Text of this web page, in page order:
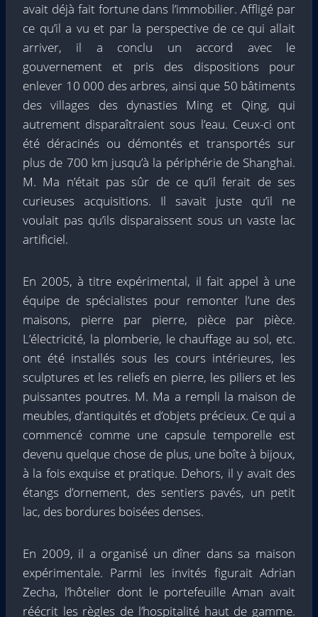
avait déjà fait fortune dans l’immobilier. Affligé par
ce qu’il a vu et par la perspective de ce qui allait
arriver, il a conclu un accord avec le
gouvernement et pris des dispositions pour
enlever 10 000 des arbres, ainsi que 50 bâtiments
des villages des dynasties Ming et Qing, qui
autrement disparaîtraient sous l’eau. Ceux-ci ont
été déracinés ou démontés et transportés sur
plus de 700 km jusqu’à la périphérie de Shanghai.
M. Ma n’était pas sûr de ce qu’il ferait de ses
curieuses acquisitions. Il savait juste qu’il ne
voulait pas qu’ils disparaissent sous un vaste lac
artificiel.
En 2005, à titre expérimental, il fait appel à une
équipe de spécialistes pour remonter l’une des
maisons, pierre par pierre, pièce par pièce.
L’électricité, la plomberie, le chauffage au sol, etc.
ont été installés sous les cours intérieures, les
sculptures et les reliefs en pierre, les piliers et les
puissantes poutres. M. Ma a rempli la maison de
meubles, d’antiquités et d’objets précieux. Ce qui a
commencé comme une capsule temporelle est
devenu quelque chose de plus, une boîte à bijoux,
à la fois exquise et pratique. Dehors, il y avait des
étangs d’ornement, des sentiers pavés, un petit
lac, des bordures boisées denses.
En 2009, il a organisé un dîner dans sa maison
expérimentale. Parmi les invités figurait Adrian
Zecha, l’hôtelier dont le portefeuille Aman avait
réécrit les règles de l’hospitalité haut de gamme.